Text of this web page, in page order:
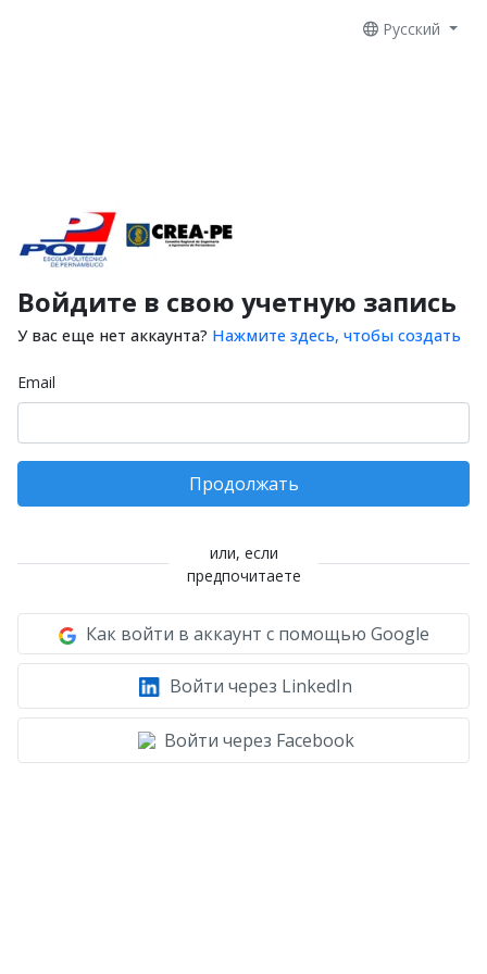
Русский
Войдите в свою учетную запись
У вас еще нет аккаунта? Нажмите здесь, чтобы создать
Email
Продолжать
или, если
предпочитаете
Как войти в аккаунт с помощью Google
Войти через LinkedIn
Войти через Facebook